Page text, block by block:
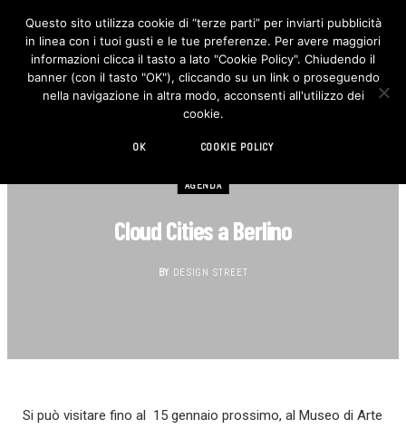
F
c
e
b
o
I
n
s
t
AGENDA
Cloud Cities a Berlino
BY DESIGN STREET
Si può visitare fino al 15 gennaio prossimo, al Museo di Arte
Questo sito utilizza cookie di “terze parti” per inviarti pubblicità
in linea con i tuoi gusti e le tue preferenze. Per avere maggiori
informazioni clicca il tasto a lato "Cookie Policy". Chiudendo il
banner (con il tasto "OK"), cliccando su un link o proseguendo
nella navigazione in altra modo, acconsenti all'utilizzo dei
cookie.
OK COOKIE POLICY